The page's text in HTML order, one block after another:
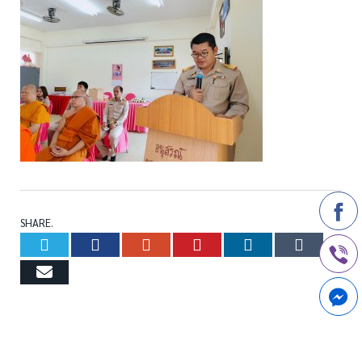
SHARE.
TwitterFacebookGoogle+PinterestLinkedIn
Email